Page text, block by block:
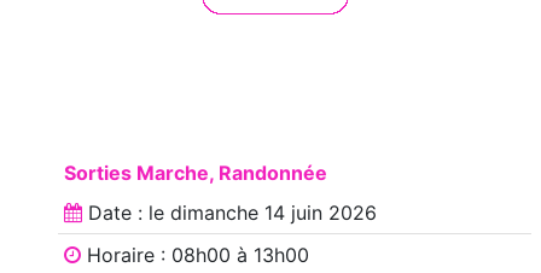
Sorties Marche, Randonnée
Date : le dimanche 14 juin 2026
Horaire : 08h00 à 13h00